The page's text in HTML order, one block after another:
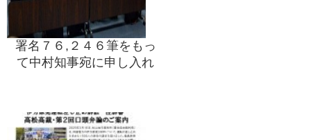
署名７６,２４６筆をもっ
て中村知事宛に申し入れ